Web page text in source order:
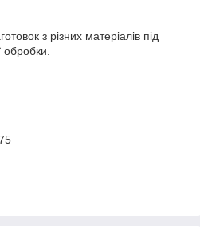
з різних матеріалів під